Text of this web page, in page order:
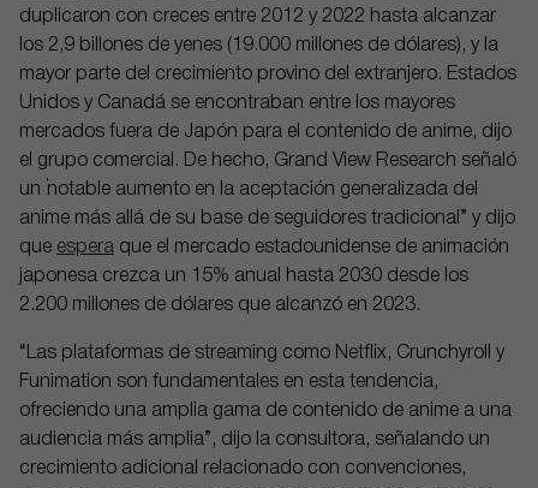
duplicaron con creces entre 2012 y 2022 hasta alcanzar
los 2,9 billones de yenes (19.000 millones de dólares), y la
mayor parte del crecimiento provino del extranjero. Estados
Unidos y Canadá se encontraban entre los mayores
mercados fuera de Japón para el contenido de anime, dijo
el grupo comercial. De hecho, Grand View Research señaló
un “notable aumento en la aceptación generalizada del
anime más allá de su base de seguidores tradicional” y dijo
que espera que el mercado estadounidense de animación
japonesa crezca un 15% anual hasta 2030 desde los
2.200 millones de dólares que alcanzó en 2023.
“Las plataformas de streaming como Netflix, Crunchyroll y
Funimation son fundamentales en esta tendencia,
ofreciendo una amplia gama de contenido de anime a una
audiencia más amplia”, dijo la consultora, señalando un
crecimiento adicional relacionado con convenciones,